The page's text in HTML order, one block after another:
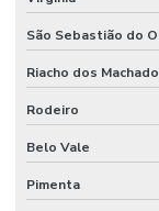
São Sebastião do
Riacho dos
Rodeiro
Belo Vale
Pimenta